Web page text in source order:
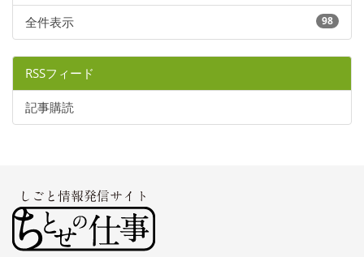
全件表示 98
RSSフィード
記事購読